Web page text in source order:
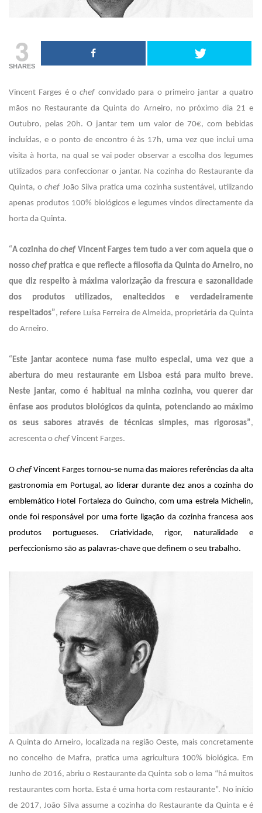
17 &
18 de
de 2026
Iberflora lança
paisagismo para
transformar o
Fórum Norte
21 de Julho de 2026
3
SHARES
Vincent Farges é ochefconvidado para o primeiro jantar a quatro
mãos no Restaurante da Quinta do Arneiro, no próximo dia 21 e
Outubro, pelas 20h. O jantar tem um valor de 70€, com bebidas
incluídas, e o ponto de encontro é às 17h, uma vez que inclui uma
visita à horta, na qual se vai poder observar a escolha dos legumes
utilizados para confeccionar o jantar. Na cozinha do Restaurante da
Quinta, ochefJoão Silva pratica uma cozinha sustentável, utilizando
apenas produtos 100% biológicos e legumes vindos directamente da
horta da Quinta.
“A cozinha dochef Vincent Farges tem tudo a ver com aquela que o
nossochef pratica e que reflecte a filosofia da Quinta do Arneiro, no
que diz respeito à máxima valorização da frescura e sazonalidade
dos produtos utilizados, enaltecidos e verdadeiramente
respeitados”, refere Luísa Ferreira de Almeida, proprietária da Quinta
do Arneiro.
“ Este jantar acontece numa fase muito especial, uma vez que a
abertura do meu restaurante em Lisboa está para muito breve.
Neste jantar, como é habitual na minha cozinha, vou querer dar
ênfase aos produtos biológicos da quinta, potenciando ao máximo
os seus sabores através de técnicas simples, mas rigorosas”,
acrescenta o chefVincent Farges.
O chefVincent Farges tornou-se numa das maiores referências da alta
gastronomia em Portugal, ao liderar durante dez anos a cozinha do
emblemático Hotel Fortaleza do Guincho, com uma estrela Michelin,
onde foi responsável por uma forte ligação da cozinha francesa aos
produtos portugueses. Criatividade, rigor, naturalidade e
perfeccionismo são as palavras-chave que definem o seu trabalho.
A Quinta do Arneiro, localizada na região Oeste, mais concretamente
no concelho de Mafra, pratica uma agricultura 100% biológica. Em
Junho de 2016, abriu o Restaurante da Quinta sob o lema “há muitos
restaurantes com horta. Esta é uma horta com restaurante”. No início
de 2017, João Silva assume a cozinha do Restaurante da Quinta e é